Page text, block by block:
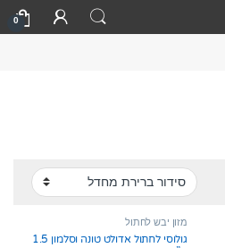
0
מזון יבש לחתול
גולוסי לחתול אדולט טונה וסלמון 1.5